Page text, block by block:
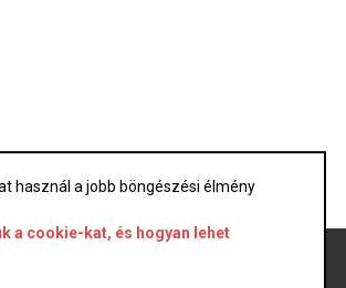
használ a jobb böngészési élmény
a cookie-kat, és hogyan lehet